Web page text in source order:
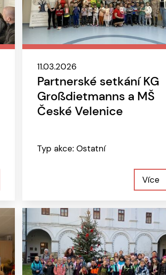
11.03.2026
Partnerské setkání KG
Großdietmanns a MŠ
České Velenice
Typ akce: Ostatní
Více